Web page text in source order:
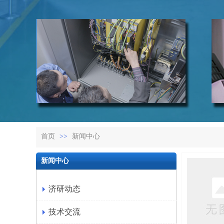
首页 >> 新闻中心
新闻中心
济研动态
技术交流